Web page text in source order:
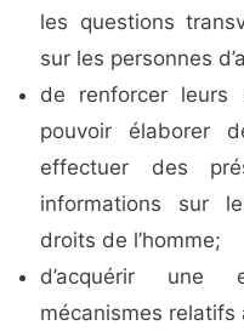
les questions
sur les personnes
de renforcer leurs
pouvoir élaborer
effectuer des
informations sur
droits de l’homme;
d’acquérir une
mécanismes relatifs